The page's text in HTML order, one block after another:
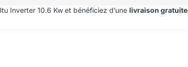
Inverter 10.6 Kw et bénéficiez d’une livraison gratuite